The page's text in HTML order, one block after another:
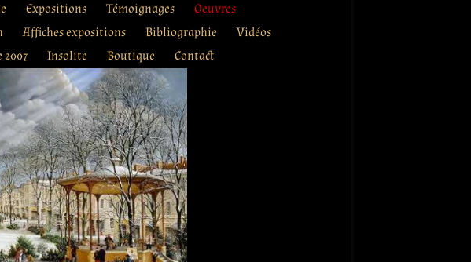
Expositions Témoignages
Oeuvres
Affiches expositions Bibliographie
Vidéos
Insolite Boutique Contact